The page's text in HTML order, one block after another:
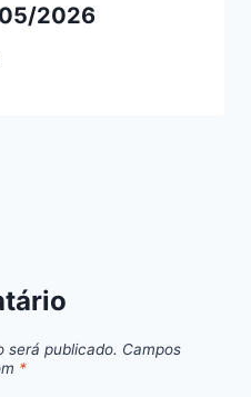
05/2026
será publicado. Campos
*